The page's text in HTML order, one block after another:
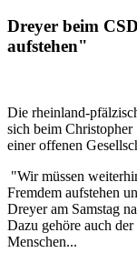
Dreyer beim
aufstehen"
Die rheinland-
sich beim
einer offenen
"Wir müssen
Fremdem aufstehen
Dreyer am Samstag
Dazu gehöre auch
Menschen...